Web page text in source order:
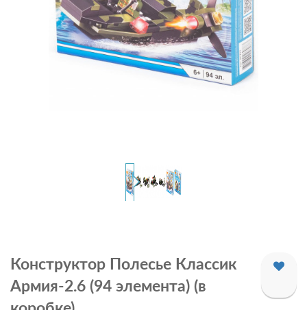
Конструктор Полесье Классик
Армия-2.6 (94 элемента) (в